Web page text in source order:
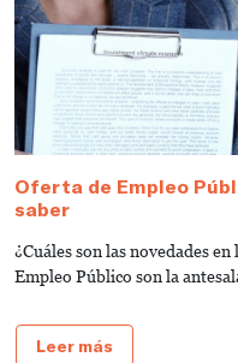
Oferta de Empleo
saber
¿Cuáles son las novedades
Empleo Público son la
Leer más